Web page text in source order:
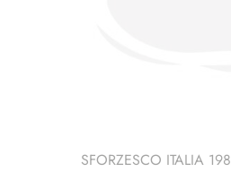
SFORZESCO ITALIA